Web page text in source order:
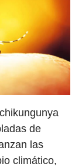
de
las
climático,